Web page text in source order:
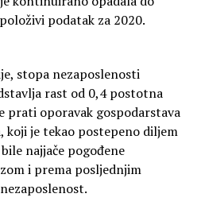
podatak za 2020.
stopa nezaposlenosti
rast od 0,4 postotna
prati oporavak gospodarstava
koji je tekao postepeno diljem
najjače pogođene
i prema posljednjim